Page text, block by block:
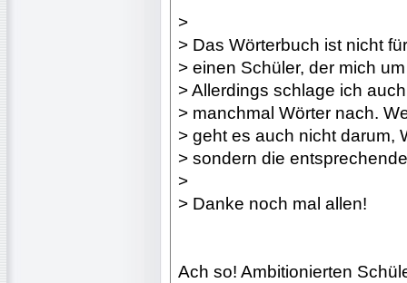
>
> Das Wörterbuch ist nicht
> einen Schüler, der mich
> Allerdings schlage ich
> manchmal Wörter nach.
> geht es auch nicht darum,
> sondern die
>
> Danke noch mal allen!
Ach so! Ambitionierten